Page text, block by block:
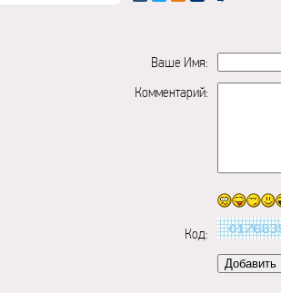
Ваше Имя:
Комментарий:
Код: